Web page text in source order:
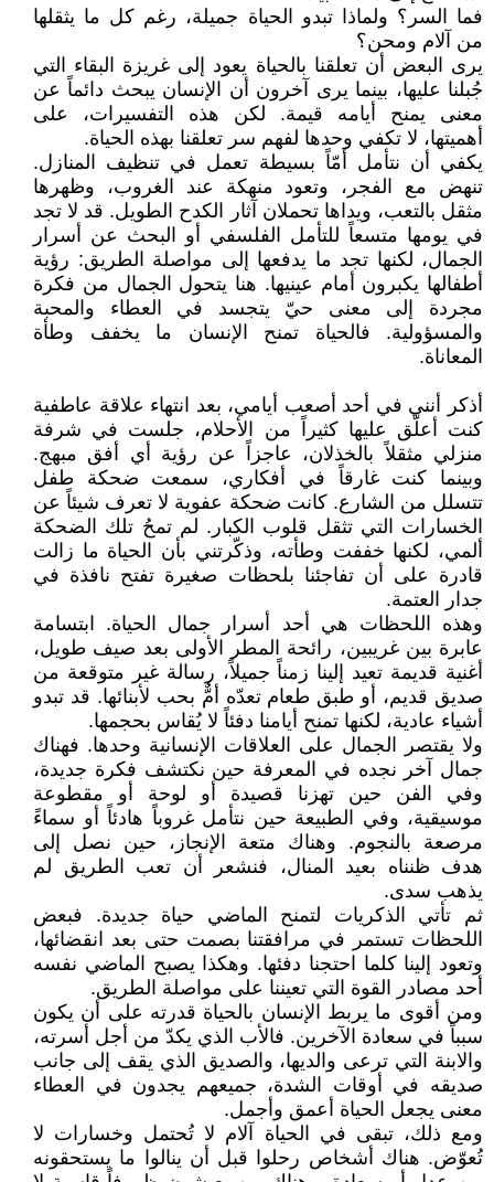
فما السر؟ ولماذا تبدو الحياة جميلة، رغم كل ما يثقلها
من آلام ومحن؟
يرى البعض أن تعلقنا بالحياة يعود إلى غريزة البقاء التي
جُبلنا عليها، بينما يرى آخرون أن الإنسان يبحث دائماً عن
معنى يمنح أيامه قيمة. لكن هذه التفسيرات، على
أهميتها، لا تكفي وحدها لفهم سر تعلقنا بهذه الحياة.
يكفي أن نتأمل أمّاً بسيطة تعمل في تنظيف المنازل.
تنهض مع الفجر، وتعود منهكة عند الغروب، وظهرها
مثقل بالتعب، ويداها تحملان آثار الكدح الطويل. قد لا تجد
في يومها متسعاً للتأمل الفلسفي أو البحث عن أسرار
الجمال، لكنها تجد ما يدفعها إلى مواصلة الطريق: رؤية
أطفالها يكبرون أمام عينيها. هنا يتحول الجمال من فكرة
مجردة إلى معنى حيّ يتجسد في العطاء والمحبة
والمسؤولية. فالحياة تمنح الإنسان ما يخفف وطأة
المعاناة.
أذكر أنني في أحد أصعب أيامي، بعد انتهاء علاقة عاطفية
كنت أعلّق عليها كثيراً من الأحلام، جلست في شرفة
منزلي مثقلاً بالخذلان، عاجزاً عن رؤية أي أفق مبهج.
وبينما كنت غارقاً في أفكاري، سمعت ضحكة طفل
تتسلل من الشارع. كانت ضحكة عفوية لا تعرف شيئاً عن
الخسارات التي تثقل قلوب الكبار. لم تمحُ تلك الضحكة
ألمي، لكنها خففت وطأته، وذكّرتني بأن الحياة ما زالت
قادرة على أن تفاجئنا بلحظات صغيرة تفتح نافذة في
جدار العتمة.
وهذه اللحظات هي أحد أسرار جمال الحياة. ابتسامة
عابرة بين غريبين، رائحة المطر الأولى بعد صيف طويل،
أغنية قديمة تعيد إلينا زمناً جميلاً، رسالة غير متوقعة من
صديق قديم، أو طبق طعام تعدّه أمٌّ بحب لأبنائها. قد تبدو
أشياء عادية، لكنها تمنح أيامنا دفئاً لا يُقاس بحجمها.
ولا يقتصر الجمال على العلاقات الإنسانية وحدها. فهناك
جمال آخر نجده في المعرفة حين نكتشف فكرة جديدة،
وفي الفن حين تهزنا قصيدة أو لوحة أو مقطوعة
موسيقية، وفي الطبيعة حين نتأمل غروباً هادئاً أو سماءً
مرصعة بالنجوم. وهناك متعة الإنجاز، حين نصل إلى
هدف ظنناه بعيد المنال، فنشعر أن تعب الطريق لم
يذهب سدى.
ثم تأتي الذكريات لتمنح الماضي حياة جديدة. فبعض
اللحظات تستمر في مرافقتنا بصمت حتى بعد انقضائها،
وتعود إلينا كلما احتجنا دفئها. وهكذا يصبح الماضي نفسه
أحد مصادر القوة التي تعيننا على مواصلة الطريق.
ومن أقوى ما يربط الإنسان بالحياة قدرته على أن يكون
سبباً في سعادة الآخرين. فالأب الذي يكدّ من أجل أسرته،
والابنة التي ترعى والديها، والصديق الذي يقف إلى جانب
صديقه في أوقات الشدة، جميعهم يجدون في العطاء
معنى يجعل الحياة أعمق وأجمل.
ومع ذلك، تبقى في الحياة آلام لا تُحتمل وخسارات لا
تُعوّض. هناك أشخاص رحلوا قبل أن ينالوا ما يستحقونه